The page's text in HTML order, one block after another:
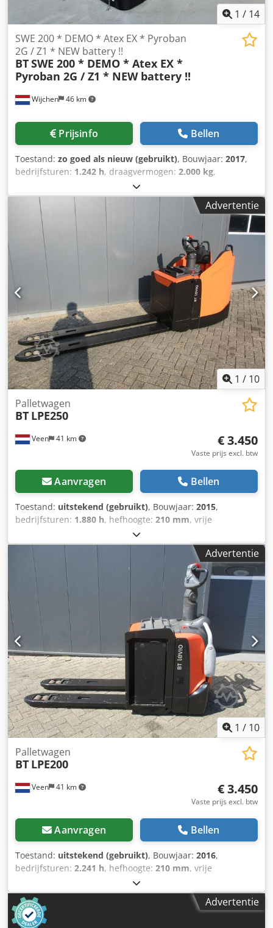
1 / 14
Wijchen 46 km
SWE 200 * DEMO * Atex EX * Pyroban
2G / Z1 * NEW battery !!
BTSWE 200 * DEMO * Atex EX *
Pyroban 2G / Z1 * NEW battery !!
Prijsinfo Bellen
Toestand: zo goed als nieuw (gebruikt), Bouwjaar: 2017,
bedrijfsturen: 1.242 h, draagvermogen: 2.000 kg,
, brandstoftype:
duplex, bouwhoogte:1.750 mm, Manufacturer + model:BT
SWE 200 * EX * Pyroban 2G / Zone 1 Mast:2W2150
ID:24110.7680 Cedpfx Aozr Rh Hegmjrf Cat.:Demo
Mast:2W2150 Lowered height:1750 mm Lifting height:2150
mm Capacity:2000 kg Year:2017 Hours:1242 hours
Capacity: NEW * 24v / 255ah * Bj 11/2024 Options:* EX *
Atex - Pyroban !!!! Systeem = Ex - Tec 2G Gasgroep = IIB
Type = 2G ( toegestaan in ZONE 1 & 2 ) Temp klasse =
T3FEM 2 vorken bord - verstelbare lepels
Advertentie
1 / 10
Veen 41 km
Palletwagen
BT LPE250
€ 3.450
Vaste prijs excl. btw
Aanvragen Bellen
Toestand: uitstekend (gebruikt), Bouwjaar: 2015,
bedrijfsturen: 1.880 h, hefhoogte: 210 mm, vrije
, brandstoftype:
2.000 mm, vorkbreedte:550 mm, totale hoogte:1.300 mm,
overig
, GVW: 945 kg Hefcapaciteit: 2.500 kg Csdpfx
Agozrqbgomorf NIEUWE BATTERIJCELLEN 24V 4PzB 400Ah
met centraal watervulsysteem, 220V hoogfrequent lader,
Vorkmaat 2000 x 550 mm en tussenruimte 190 mm,
Tandem vorkwielen, LPE250, In Nederland garantie
machine 3 maanden, in Nederland garantie batterij 1 jaar.
Advertentie
1 / 10
Veen 41 km
Palletwagen
BT LPE200
€ 3.450
Vaste prijs excl. btw
Aanvragen Bellen
Toestand: uitstekend (gebruikt), Bouwjaar: 2016,
bedrijfsturen: 2.241 h, hefhoogte: 210 mm, vrije
, brandstoftype:
1.150 mm, vorkbreedte:550 mm, totale hoogte:1.300 mm,
kleur:overig
, GVW: 835 kg Hefcapaciteit: 2.000 kg
Crodezrmdkepfx Agmof FUNCTIONEERT ALS NIEUW!
Advertentie